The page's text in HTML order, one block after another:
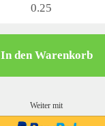
In den Warenkorb
Weiter mit